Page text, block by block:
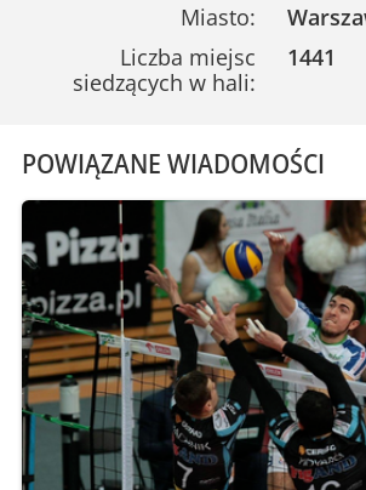
Miasto:
Liczba miejsc
siedzących w hali:
1441
POWIĄZANE WIADOMOŚCI